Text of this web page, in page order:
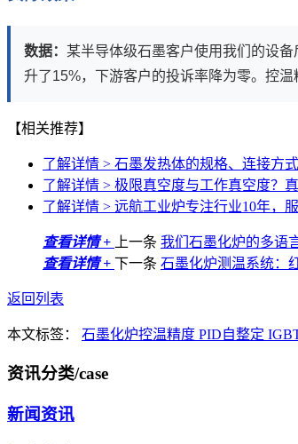
数据： 某半导体级石墨客户使用我们的设
升了15%，下游客户的投诉率降为零。控
【相关推荐】
了解详情 > 石墨发热体的规格、连接方
了解详情 > 极限真空度与工作真空度？
了解详情 > 远航工业炉专注行业10年，
查看详情 + 上一条 我们石墨化炉的多语
查看详情 + 下一条 石墨化炉测温系统：
返回列表
本文标签： 石墨化炉控温精度 PID自整定
资讯分类/case
新闻资讯